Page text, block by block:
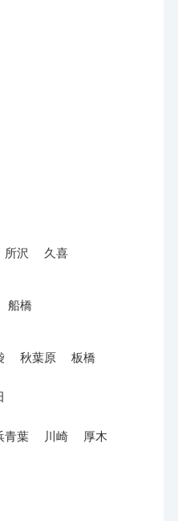
所沢 久喜
船橋
秋葉原 板橋
青葉 川崎 厚木